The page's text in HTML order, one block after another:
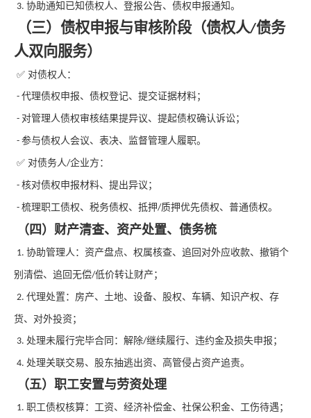
3. 协助通知已知债权人、登报公告、债权申报通知。
（三）债权申报与审核阶段（债权人/债务
人双向服务）
✅ 对债权人：
- 代理债权申报、债权登记、提交证据材料；
- 对管理人债权审核结果提异议、提起债权确认诉讼；
- 参与债权人会议、表决、监督管理人履职。
✅ 对债务人/企业方：
- 核对债权申报材料、提出异议；
- 梳理职工债权、税务债权、抵押/质押优先债权、普通债权。
（四）财产清查、资产处置、债务梳
1. 协助管理人：资产盘点、权属核查、追回对外应收款、撤销个
别清偿、追回无偿/低价转让财产；
2. 代理处置：房产、土地、设备、股权、车辆、知识产权、存
货、对外投资；
3. 处理未履行完毕合同：解除/继续履行、违约金及损失申报；
4. 处理关联交易、股东抽逃出资、高管侵占资产追责。
（五）职工安置与劳资处理
1. 职工债权核算：工资、经济补偿金、社保公积金、工伤待遇；